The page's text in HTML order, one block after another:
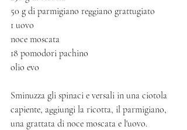
50 g di parmigiano reggiano grattugiato
1 uovo
noce moscata
18 pomodori pachino
olio evo
Sminuzza gli spinaci e versali in una ciotola
capiente, aggiungi la ricotta, il parmigiano,
una grattata di noce moscata e l'uovo.